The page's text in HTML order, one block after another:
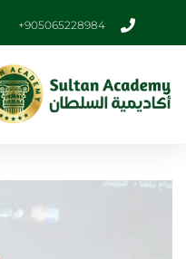
905065228984+